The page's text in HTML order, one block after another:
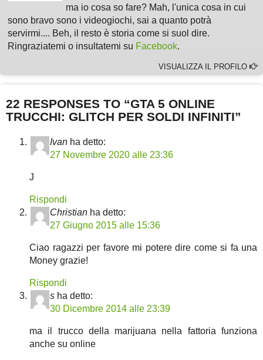
ma io cosa so fare? Mah, l'unica cosa in cui
sono bravo sono i videogiochi, sai a quanto potrà
servirmi.... Beh, il resto è storia come si suol dire.
Ringraziatemi o insultatemi su Facebook.
VISUALIZZA IL PROFILO
22 RESPONSES TO “GTA 5 ONLINE
TRUCCHI: GLITCH PER SOLDI INFINITI”
Ivan ha detto:
27 Novembre 2020 alle 23:36
J
Rispondi
Christian ha detto:
27 Giugno 2015 alle 15:36
Ciao ragazzi per favore mi potere dire come si fa una
Money grazie!
Rispondi
s ha detto:
30 Dicembre 2014 alle 23:39
ma il trucco della marijuana nella fattoria funziona
anche su online